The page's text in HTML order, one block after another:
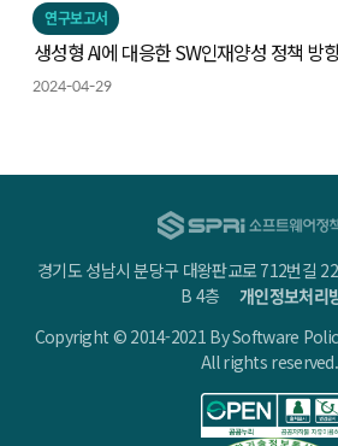
연구보고서
생성형 AI에 대응한 SW인재양성 정책 방
2024-04-29
경기도 성남시 분당구 대왕판교로 712번길
B 4층개인정보처리
Copyright © 2014-2021 By Software
All rights reserved.